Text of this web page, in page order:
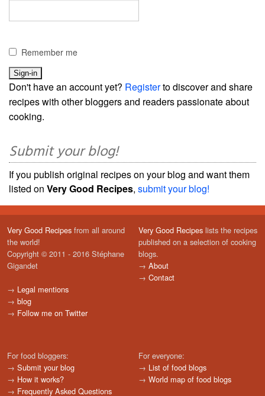
Remember me
Don't have an account yet? Registerto discover and share
recipes with other bloggers and readers passionate about
cooking.
Submit your blog!
If you publish original recipes on your blog and want them
listed on Very Good Recipes, submit your blog!
Very Good Recipes from all around
the world!
Copyright © 2011 - 2016 Stéphane
Gigandet
→ Legal mentions
→ blog
→ Follow me on Twitter
Very Good Recipes lists the recipes
published on a selection of cooking
blogs.
→ About
→ Contact
For food bloggers:
→ Submit your blog
→ How it works?
→ Frequently Asked Questions
For everyone:
→ List of food blogs
→ World map of food blogs